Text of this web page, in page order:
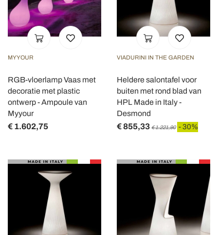
MYYOUR
RGB-vloerlamp Vaas met
decoratie met plastic
ontwerp - Ampoule van
Myyour
€ 1.602,75
VIADURINI IN THE GARDEN
Heldere salontafel voor
buiten met rond blad van
HPL Made in Italy -
Desmond
€ 855,33 € 1.221,90 - 30%